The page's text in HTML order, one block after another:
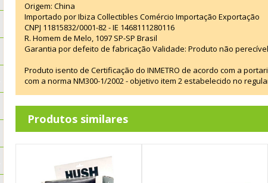
Origem: China
Importado por Ibiza Collectibles Comércio Importação Exportação
CNPJ 11815832/0001-82 - IE 1468111280116
R. Homem de Melo, 1097 SP-SP Brasil
Garantia por defeito de fabricação Validade: Produto não
Produto isento de Certificação do INMETRO de acordo com a
com a norma NM300-1/2002 - objetivo item 2 estabelecido no
Produtos similares